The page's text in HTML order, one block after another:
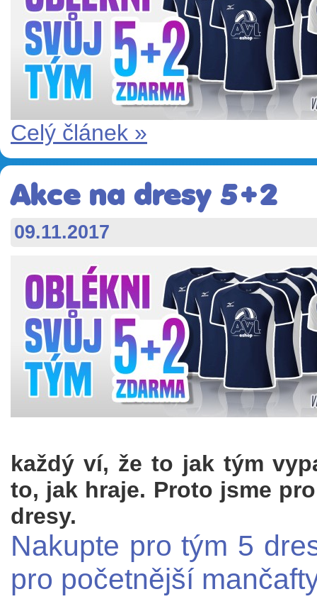
Celý článek »
Akce na dresy 5+2
09.11.2017
každý ví, že to jak tým
to, jak hraje. Proto jsme
dresy.
Nakupte pro tým 5
pro početnější